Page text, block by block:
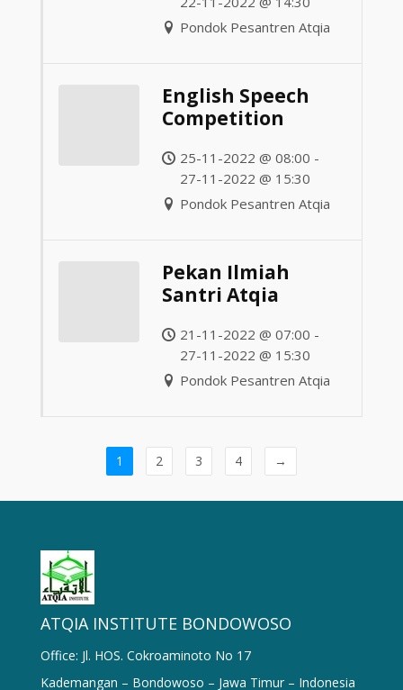
Pondok Pesantren Atqia
English Speech
Competition
25-11-2022 @ 08:00 -
27-11-2022 @ 15:30
Pondok Pesantren Atqia
Pekan Ilmiah
Santri Atqia
21-11-2022 @ 07:00 -
27-11-2022 @ 15:30
Pondok Pesantren Atqia
1 2 3 4 →
ATQIA INSTITUTE BONDOWOSO
Office: Jl. HOS. Cokroaminoto No 17
Kademangan – Bondowoso – Jawa Timur – Indonesia